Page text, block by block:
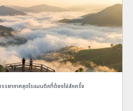
รยากาศสุดโรแมนติกที่ต้องไปสักครั้ง